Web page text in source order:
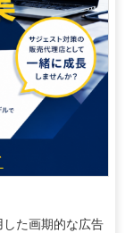
た画期的な広告